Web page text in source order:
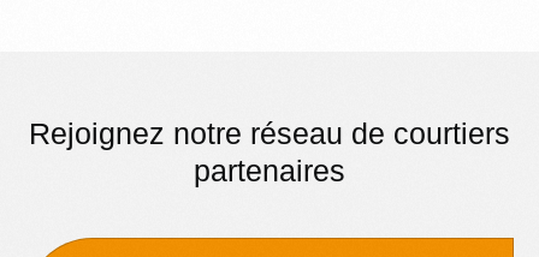
Rejoignez notre réseau de courtiers
partenaires